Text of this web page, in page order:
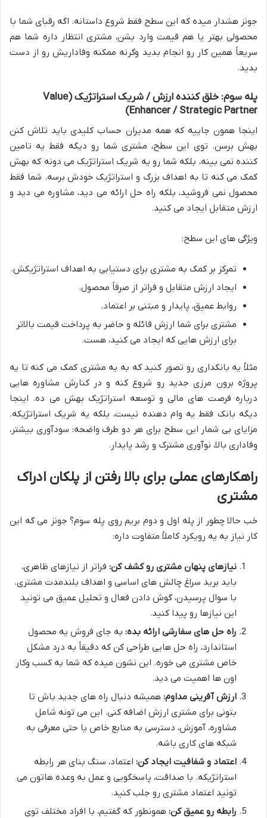
جونز هشدار میده که این سطح فقط شروع داستانه. اگه رقبای شما با
محصولی بهتر یا هم قیمت وارد بشن، مشتری انتظار داره شما هم
سریعاً همین کار رو انجام بدید وگرنه ممکنه وفاداریش رو از دست
بدید.
پله سوم: خلق کننده ارزش / شریک استراتژیک (Value
Enhancer / Strategic Partner)
اینجا همون جاییه که همه مدیران حساب کلیدی باید تلاش کنن
بهش برسن. توی این سطح، مشتری شما رو دیگه فقط یه تامین
کننده نمی بینه، بلکه شما رو یه شریک استراتژیک می دونه که بهش
کمک می کنه تا به اهداف بزرگ و استراتژیک خودش برسه. شما فقط
محصول نمی فروشید، بلکه راه حل ارائه می دید، مشاوره می دید و
ارزش متقابل ایجاد می کنید.
ویژگی های این سطح:
تمرکز بر کمک به مشتری برای دستیابی به اهداف استراتژیکش.
ایجاد ارزش متقابل و فراتر از صرفاً محصول.
روابط عمیق، پایدار و مبتنی بر اعتماد.
مشتری برای شما ارزش قائله و حاضر به پرداخت قیمت بالاتر
برای ارزش هایی که ایجاد می کنید، هست.
مثلاً یه بانکداری رو تصور کنید که به یه مشتری کمک می کنه تا یه
پروژه برون مرزی جدید رو شروع کنه و در کنارش مشاوره هایی
درباره فرصت های مالی و توسعه استراتژیک بهش می ده. اینجا
دیگه بانک فقط یه وام دهنده نیست، بلکه یه شریک استراتژیکه.
مزایای بی شمار این سطح برای هر دو طرف واضحه: سودآوری بیشتر،
وفاداری بالا، نوآوری مشترک و رشد پایدار.
راهکارهای عملی برای بالا رفتن از پلکان ادراک
مشتری
خب حالا چطور از پله اول و دوم بریم روی پله سوم؟ جونز می گه این
کار نیاز به یه رویکرد کاملاً متفاوت داره:
نیازهای پنهان مشتری رو کشف کن: فراتر از نیازهای ظاهری،
باید برید سراغ چالش های اساسی و اهداف بلندمدت مشتری.
با سوال پرسیدن، گوش دادن فعال و تحلیل عمیق می تونید
این نیازها رو پیدا کنید.
راه حل های سفارشی ارائه بده: به جای فروش یه محصول
استاندارد، راه حل هایی طراحی کن که دقیقاً به درد مشکل
خاص مشتری می خوره. این نشون میده که شما به کسب وکار
اون ها اهمیت می دید.
ارزش آفرینی مداوم: همیشه دنبال راه های جدید باش تا
بتونی برای مشتری ارزش اضافه کنی. این می تونه شامل
مشاوره، آموزش، دسترسی به منابع خاص یا حتی معرفی به
شبکه های کاری باشه.
اعتماد و شفافیت ایجاد کن: اعتماد، سنگ بنای هر رابطه
استراتژیکه. با صداقت، پاسخگویی و عمل به وعده هاتون می
تونید اعتماد مشتری رو جلب کنید.
رابطه رو عمیق کن: همونطور که گفتیم، با افراد مختلف توی